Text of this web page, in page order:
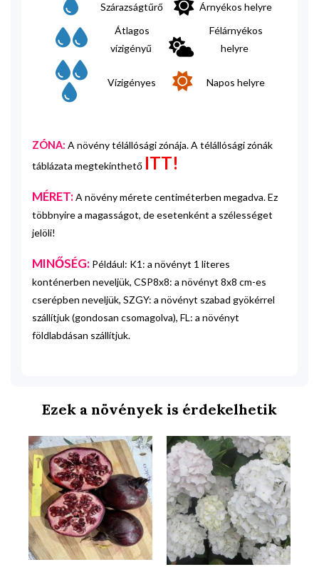
Szárazságtűrő
Árnyékos helyre
Átlagos
vízigényű
Félárnyékos
helyre
Vízigényes Napos helyre
ZÓNA: A növény télállósági zónája. A télállósági zónák
táblázata megtekinthető ITT!
MÉRET:A növény mérete centiméterben megadva. Ez
többnyire a magasságot, de esetenként a szélességet
jelöli!
MINŐSÉG: Például: K1: a növényt 1 literes
konténerben neveljük, CSP8x8: a növényt 8x8 cm-es
cserépben neveljük, SZGY: a növényt szabad gyökérrel
szállítjuk (gondosan csomagolva), FL: a növényt
földlabdásan szállítjuk.
Ezek a növények is érdekelhetik